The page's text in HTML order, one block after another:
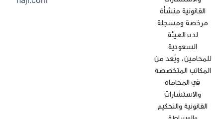
القانونية منشأة
ومسجلة
لدى الهيئة
السعودية
ويُعد من
المتخصصة
في المحاماة
والاستشارات
والتحكيم